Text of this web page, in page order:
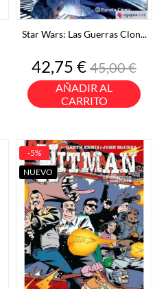
Star Wars: Las Guerras Clon...
Precio
42,75 €Precio
base
45,00 €
AÑADIR AL
CARRITO
-5%
NUEVO